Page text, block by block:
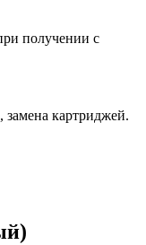
получении с
замена картриджей.